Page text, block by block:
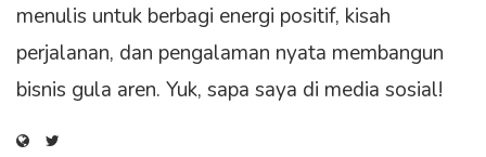
menulis untuk berbagi energi positif, kisah
perjalanan, dan pengalaman nyata membangun
bisnis gula aren. Yuk, sapa saya di media sosial!